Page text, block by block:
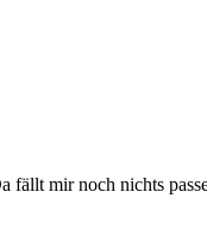
fällt mir noch nichts